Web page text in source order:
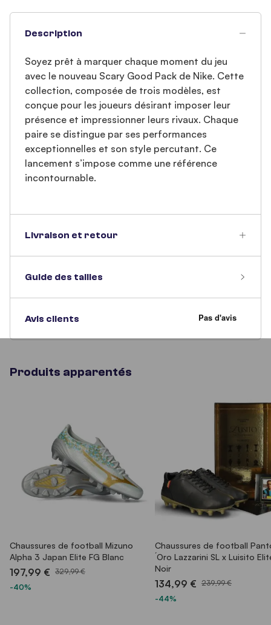
Description
Soyez prêt à marquer chaque moment du jeu
avec le nouveau Scary Good Pack de Nike. Cette
collection, composée de trois modèles, est
conçue pour les joueurs désirant imposer leur
présence et impressionner leurs rivaux. Chaque
paire se distingue par ses performances
exceptionnelles et son style percutant. Ce
lancement s’impose comme une référence
incontournable.
Livraison et retour
Guide des tailles
Avis clients
Produits apparentés
Chaussures de football Mizuno
Alpha 3 Japan Elite FG Blanc
197,99 € 329,99 €
-40%
Chaussures de football
´Oro Lazzarini SL x Luisito
Noir
134,99 € 239,99 €
-44%